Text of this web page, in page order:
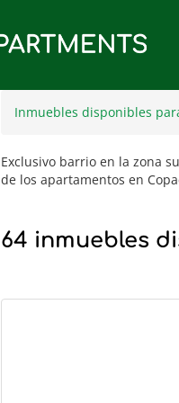
Inmuebles disponibles
Exclusivo barrio en la zona
de los apartamentos en
64 inmuebles